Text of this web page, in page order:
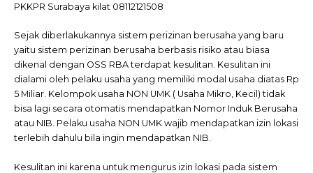
PKKPR Surabaya kilat 08112121508
Sejak diberlakukannya sistem perizinan berusaha yang baru
yaitu sistem perizinan berusaha berbasis risiko atau biasa
dikenal dengan OSS RBA terdapat kesulitan. Kesulitan ini
dialami oleh pelaku usaha yang memiliki modal usaha diatas Rp
5 Miliar. Kelompok usaha NON UMK ( Usaha Mikro, Kecil) tidak
bisa lagi secara otomatis mendapatkan Nomor Induk Berusaha
atau NIB. Pelaku usaha NON UMK wajib mendapatkan izin lokasi
terlebih dahulu bila ingin mendapatkan NIB.
Kesulitan ini karena untuk mengurus izin lokasi pada sistem